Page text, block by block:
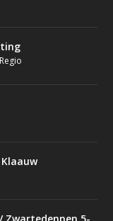
Regio